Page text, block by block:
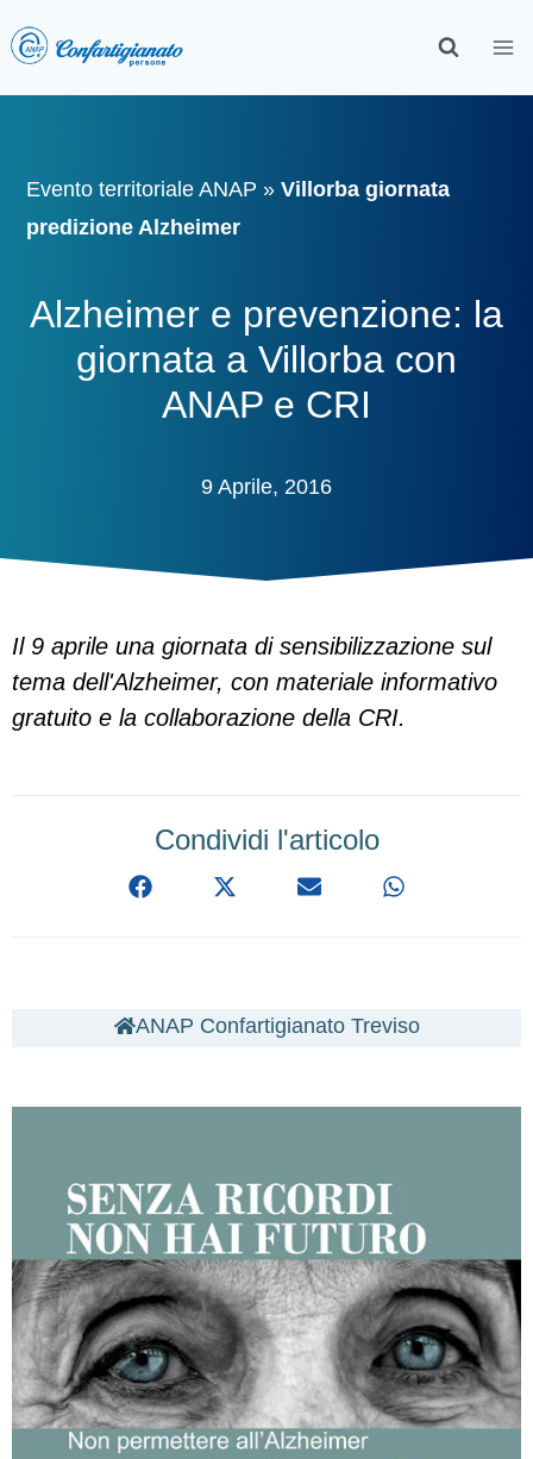
Evento territoriale ANAP »Villorba giornata
predizione Alzheimer
Alzheimer e prevenzione: la
giornata a Villorba con
ANAP e CRI
9 Aprile, 2016
Il 9 aprile una giornata di sensibilizzazione sul
tema dell'Alzheimer, con materiale informativo
gratuito e la collaborazione della CRI.
Condividi l'articolo
ANAP Confartigianato Treviso